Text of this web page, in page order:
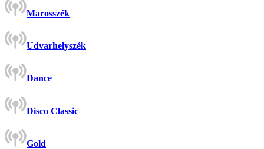
Marosszék
Udvarhelyszék
Dance
Disco Classic
Gold